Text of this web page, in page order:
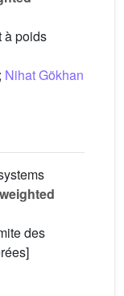
à poids
; Nihat Gökhan
des